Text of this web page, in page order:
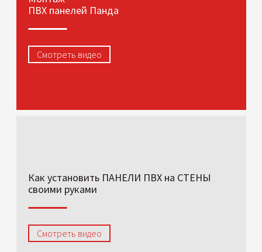
ПВХ панелей Панда
Смотреть видео
Как установить ПАНЕЛИ ПВХ на СТЕНЫ
своими руками
Смотреть видео